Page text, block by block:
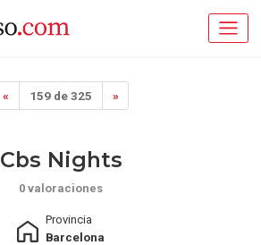
« 159 de 325 »
Cbs Nights
0 valoraciones
Provincia
Barcelona